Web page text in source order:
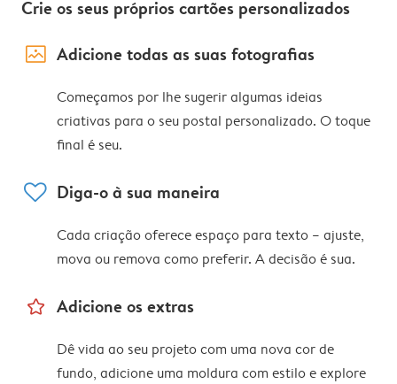
Crie os seus próprios cartões personalizados
image_placeholder Adicione todas as suas fotografias
Começamos por lhe sugerir algumas ideias
criativas para o seu postal personalizado. O toque
final é seu.
heart Diga-o à sua maneira
Cada criação oferece espaço para texto – ajuste,
mova ou remova como preferir. A decisão é sua.
star_outline Adicione os extras
Dê vida ao seu projeto com uma nova cor de
fundo, adicione uma moldura com estilo e explore